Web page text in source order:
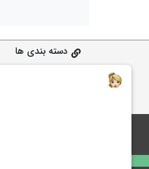
دسته بندی ها
ابتدایی
پاسخگوی شما هستیم |